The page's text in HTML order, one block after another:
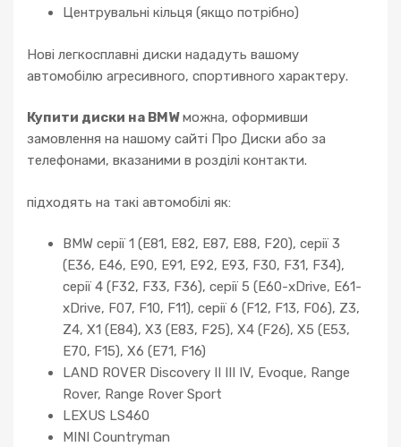
Центрувальні кільця (якщо потрібно)
Нові легкосплавні диски нададуть вашому
автомобілю агресивного, спортивного характеру.
Купити диски на BMWможна, оформивши
замовлення на нашому сайті Про Диски або за
телефонами, вказаними в розділі контакти.
підходять на такі автомобілі як:
BMW серії 1 (E81, E82, E87, E88, F20), серії 3
(E36, E46, E90, E91, E92, E93, F30, F31, F34),
серії 4 (F32, F33, F36), серії 5 (E60-xDrive, E61-
xDrive, F07, F10, F11), серії 6 (F12, F13, F06), Z3,
Z4, X1 (E84), X3 (E83, F25), X4 (F26), X5 (E53,
E70, F15), X6 (E71, F16)
LAND ROVER Discovery II III IV, Evoque, Range
Rover, Range Rover Sport
LEXUS LS460
MINI Countryman